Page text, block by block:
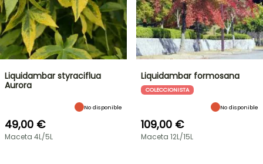
Liquidambar styraciflua
Aurora
No disponible
49,00 €
Maceta 4L/5L
Liquidambar formosana
COLECCIONISTA
No disponible
109,00 €
Maceta 12L/15L